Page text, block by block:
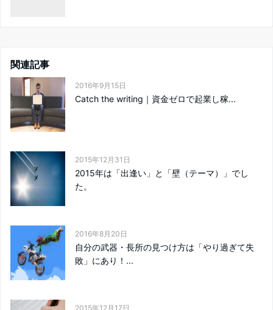
関連記事
2016年9月15日
Catch the writing｜資金ゼロで起業し稼...
2015年12月31日
2015年は「出逢い」と「壁（テーマ）」でし
た。
2016年8月20日
自分の武器・長所の見つけ方は「やり過ぎて失
敗」にあり！...
2015年12月17日